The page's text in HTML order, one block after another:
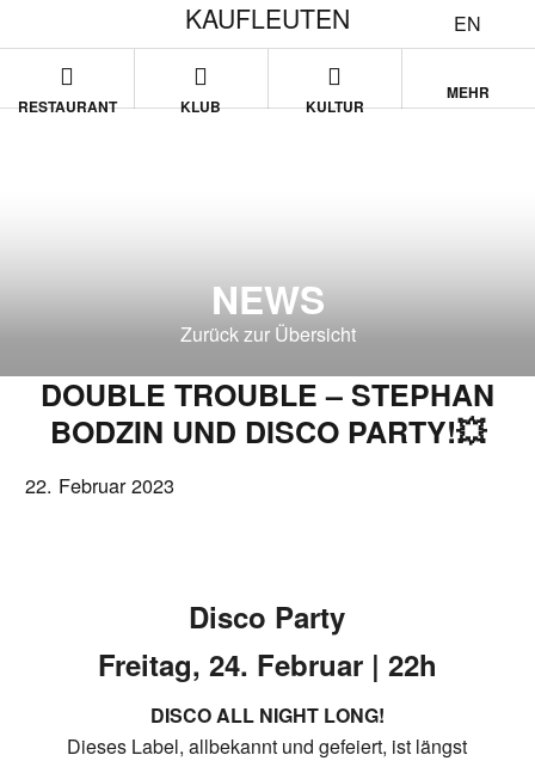
EN
KAUFLEUTEN
RESTAURANT KLUB KULTUR
MEHR
NEWS
Zurück zur Übersicht
DOUBLE TROUBLE – STEPHAN
BODZIN UND DISCO PARTY!💥
22. Februar 2023
Disco Party
Freitag, 24. Februar | 22h
DISCO ALL NIGHT LONG!
Dieses Label, allbekannt und gefeiert, ist längst